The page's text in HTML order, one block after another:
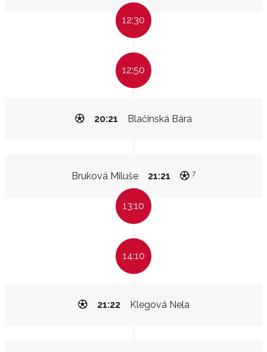
12:30
12:50
Blačinská Bára
20:21
Bruková Miluše 21:21 7
13:10
14:10
Klegová Nela
21:22